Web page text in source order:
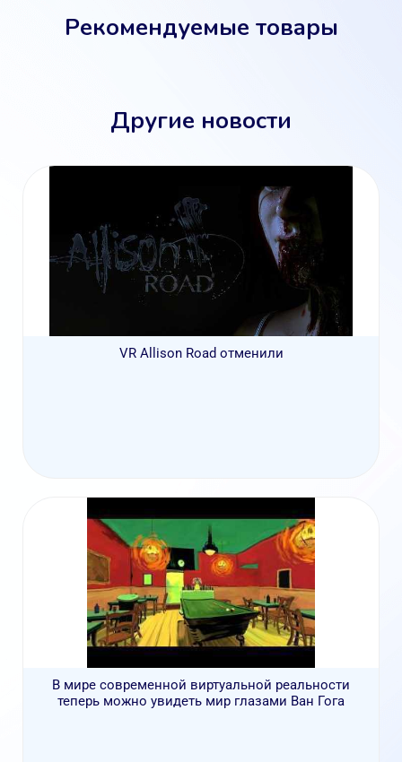
Рекомендуемые товары
Другие новости
VR Allison Road отменили
В мире современной виртуальной реальности
теперь можно увидеть мир глазами Ван Гога